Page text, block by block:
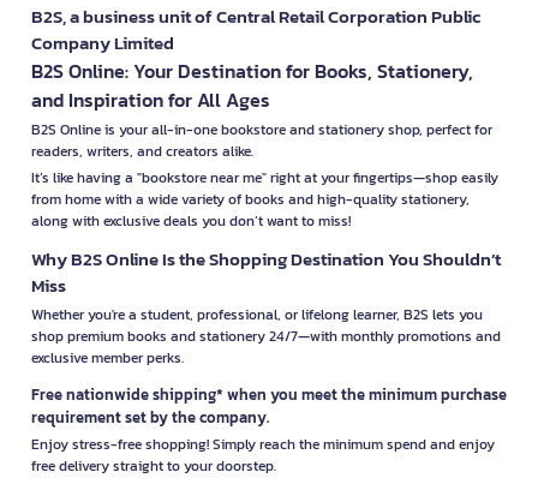
B2S, a business unit of Central Retail Corporation Public
Company Limited
B2S Online: Your Destination for Books, Stationery,
and Inspiration for All Ages
B2S Online is your all-in-one bookstore and stationery shop, perfect for
readers, writers, and creators alike.
It’s like having a "bookstore near me" right at your fingertips—shop easily
from home with a wide variety of books and high-quality stationery,
along with exclusive deals you don’t want to miss!
Why B2S Online Is the Shopping Destination You Shouldn’t
Miss
Whether you're a student, professional, or lifelong learner, B2S lets you
shop premium books and stationery 24/7—with monthly promotions and
exclusive member perks.
Free nationwide shipping* when you meet the minimum purchase
requirement set by the company.
Enjoy stress-free shopping! Simply reach the minimum spend and enjoy
free delivery straight to your doorstep.